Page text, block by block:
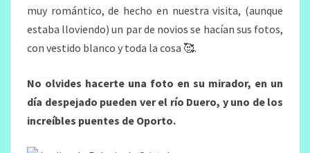
muy romántico, de hecho en nuestra visita, (aunque
estaba lloviendo) un par de novios se hacían sus fotos,
con vestido blanco y toda la cosa 🥰.
No olvides hacerte una foto en su mirador, en un
día despejado pueden ver el río Duero, y uno de los
increíbles puentes de Oporto.